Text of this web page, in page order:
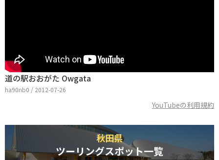
道の駅おおがた Owgata
ha90nb0 / 2012-07-26
YouTubeの利用規約
秋田県
ツーリングスポット一覧